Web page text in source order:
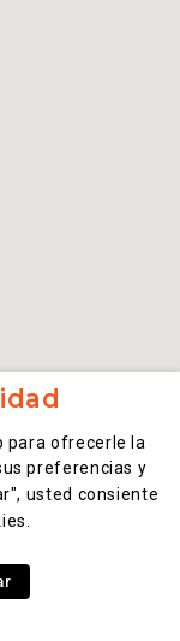
para ofrecerle la
preferencias y
usted consiente